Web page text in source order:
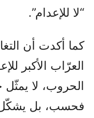
“لا للإعدام”.
كما أكدت أن
العرّاب الأكبر
الحروب، لا يمثّل
فحسب، بل يشكّل